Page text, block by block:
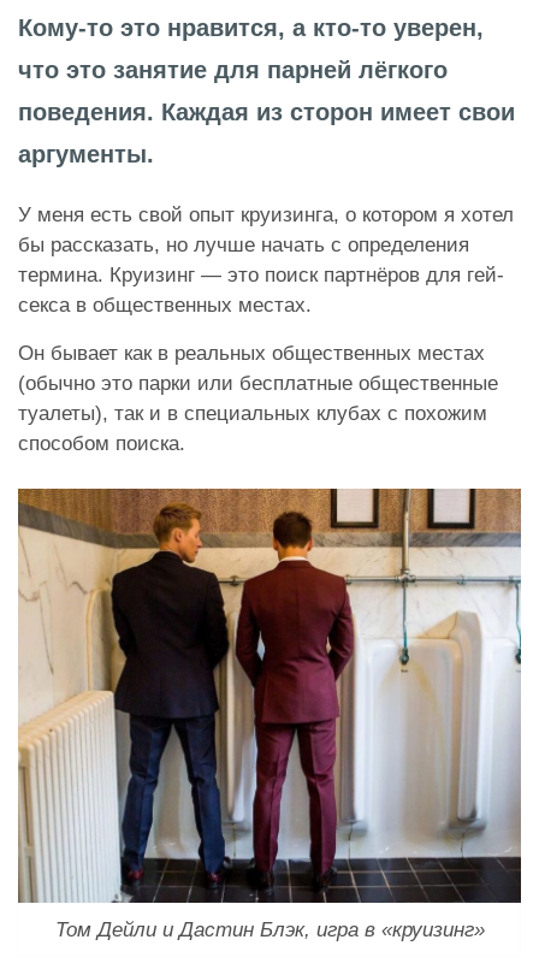
Кому-то это нравится, а кто-то уверен,
что это занятие для парней лёгкого
поведения. Каждая из сторон имеет свои
аргументы.
У меня есть свой опыт круизинга, о котором я хотел
бы рассказать, но лучше начать с определения
термина. Круизинг — это поиск партнёров для гей-
секса в общественных местах.
Он бывает как в реальных общественных местах
(обычно это парки или бесплатные общественные
туалеты), так и в специальных клубах с похожим
способом поиска.
Том Дейли и Дастин Блэк, игра в «круизинг»